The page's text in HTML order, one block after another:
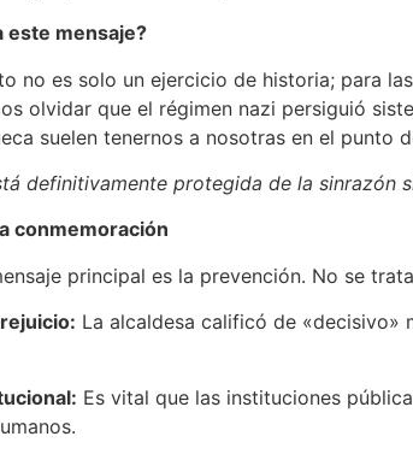
este mensaje?
no es solo un ejercicio de historia; para
olvidar que el régimen nazi persiguió
suelen tenernos a nosotras en el punto
definitivamente protegida de la sinrazón
conmemoración
principal es la prevención. No se
La alcaldesa calificó de «decisivo»
Es vital que las instituciones